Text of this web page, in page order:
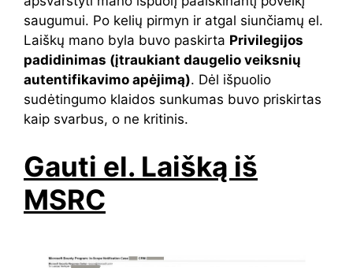
saugumui. Po kelių pirmyn ir atgal siunčiamų el.
Laiškų mano byla buvo paskirta Privilegijos
padidinimas (įtraukiant daugelio veiksnių
autentifikavimo apėjimą). Dėl išpuolio
sudėtingumo klaidos sunkumas buvo priskirtas
kaip svarbus, o ne kritinis.
Gauti el. Laišką iš
MSRC